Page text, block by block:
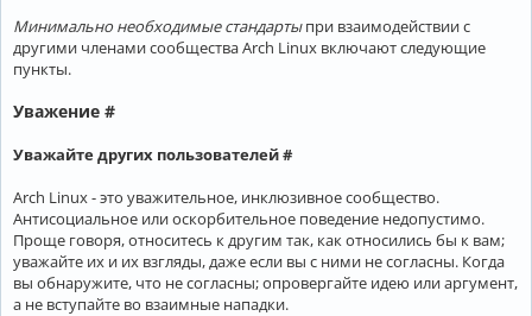
Минимально необходимые стандартыпри взаимодействии с
другими членами сообщества Arch Linux включают следующие
пункты.
Уважение #
Уважайте других пользователей #
Arch Linux - это уважительное, инклюзивное сообщество.
Антисоциальное или оскорбительное поведение недопустимо.
Проще говоря, относитесь к другим так, как относились бы к вам;
уважайте их и их взгляды, даже если вы с ними не согласны. Когда
вы обнаружите, что не согласны; опровергайте идею или аргумент,
а не вступайте во взаимные нападки.